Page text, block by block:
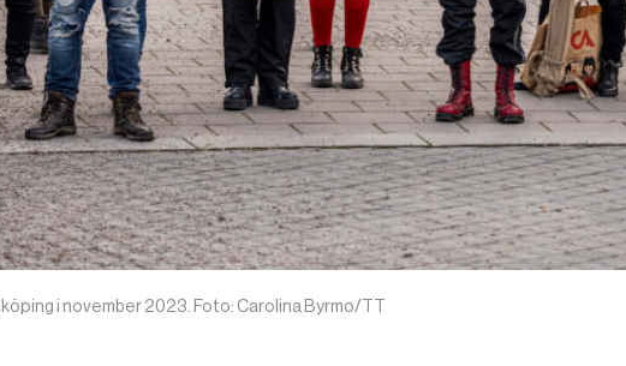
i november 2023. Foto: Carolina Byrmo/TT